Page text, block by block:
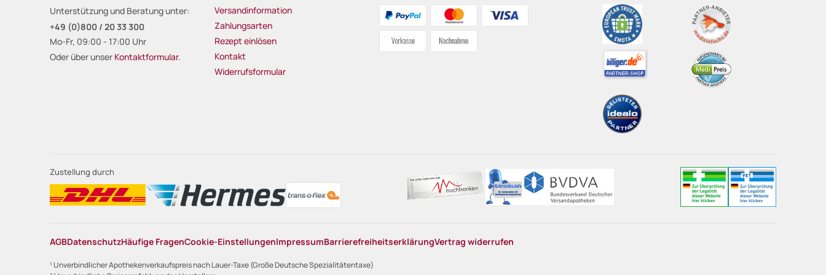
Unterstützung und Beratung unter:
+49 (0)800 / 20 33 300
Mo-Fr, 09:00 - 17:00 Uhr
Oder über unser Kontaktformular.
Versandinformation
Zahlungsarten
Rezept einlösen
Kontakt
Widerrufsformular
Zustellung durch
AGBDatenschutzHäufige FragenCookie-EinstellungenImpressumBarrierefreiheitserklärungVertrag widerrufen
¹ Unverbindlicher Apothekenverkaufspreis nach Lauer-Taxe (Große Deutsche Spezialitätentaxe)